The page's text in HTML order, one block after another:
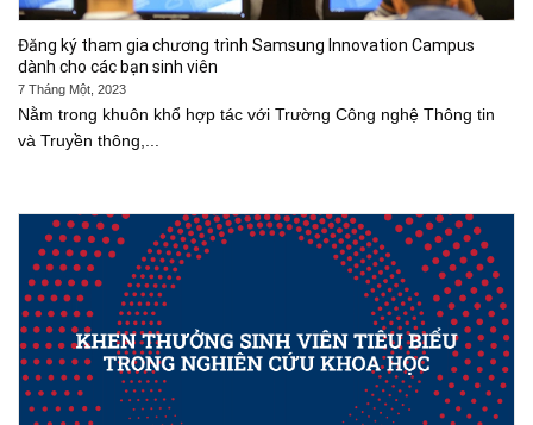
Đăng ký tham gia chương trình Samsung Innovation Campus
dành cho các bạn sinh viên
7 Tháng Một, 2023
Nằm trong khuôn khổ hợp tác với Trường Công nghệ Thông tin
và Truyền thông,...